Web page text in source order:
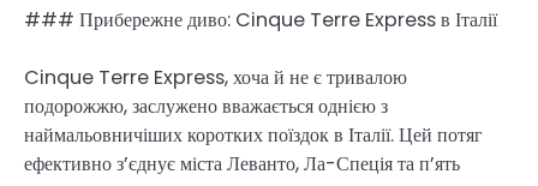
### Прибережне диво: Cinque Terre Express в Італії
Cinque Terre Express, хоча й не є тривалою
подорожжю, заслужено вважається однією з
наймальовничіших коротких поїздок в Італії. Цей потяг
ефективно з’єднує міста Леванто, Ла-Спеція та п’ять